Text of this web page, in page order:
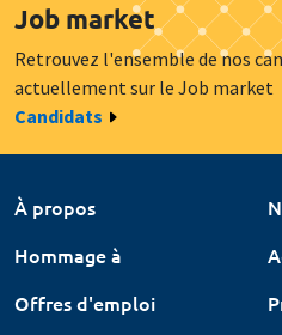
Job market
Retrouvez l'ensemble de nos
actuellement sur le Job market
Candidats
À propos
Hommage à
Offres d'emploi